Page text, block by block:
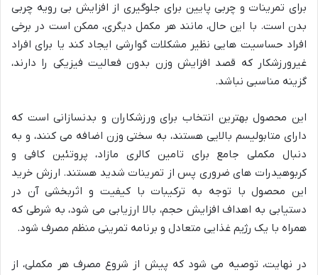
برای تمرینات و چربی پایین برای جلوگیری از افزایش بی رویه چربی
بدن است. با این حال، مانند هر مکمل دیگری، ممکن است در برخی
افراد حساسیت هایی نظیر مشکلات گوارشی ایجاد کند یا برای افراد
غیرورزشکار که قصد افزایش وزن بدون فعالیت فیزیکی را دارند،
گزینه مناسبی نباشد.
این محصول بهترین انتخاب برای ورزشکاران و بدنسازانی است که
دارای متابولیسم بالایی هستند، به سختی وزن اضافه می کنند، و به
دنبال مکملی جامع برای تامین کالری مازاد، پروتئین کافی و
کربوهیدرات های ضروری پس از تمرینات شدید هستند. ارزش خرید
این محصول با توجه به ترکیبات با کیفیت و اثربخشی آن در
دستیابی به اهداف افزایش حجم، بالا ارزیابی می شود، به شرطی که
همراه با یک رژیم غذایی متعادل و برنامه تمرینی منظم مصرف شود.
در نهایت، توصیه می شود که پیش از شروع مصرف هر مکملی، از